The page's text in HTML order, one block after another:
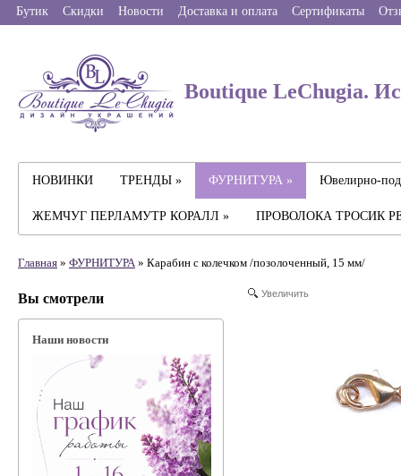
Бутик Скидки Новости Доставка и оплата Сертификаты
Boutique LeChugia.
НОВИНКИ ТРЕНДЫ » ФУРНИТУРА » Ювелирно-
ЖЕМЧУГ ПЕРЛАМУТР КОРАЛЛ » ПРОВОЛОКА ТРОСИК
Главная » ФУРНИТУРА» Карабин с колечком /позолоченный, 15 мм/
Вы смотрели
Наши новости
Увеличить